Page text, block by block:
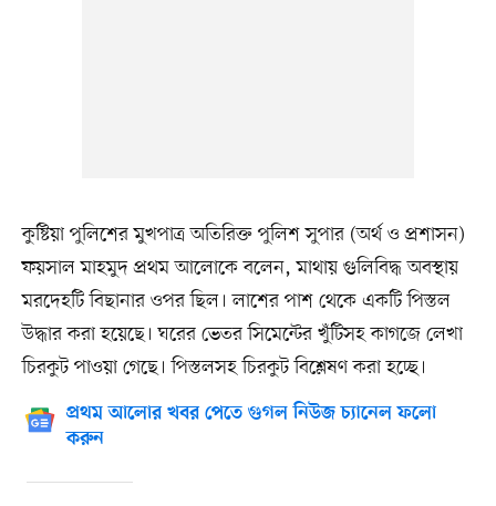
কুষ্টিয়া পুলিশের মুখপাত্র অতিরিক্ত পুলিশ সুপার (অর্থ ও প্রশাসন)
ফয়সাল মাহমুদ প্রথম আলোকে বলেন, মাথায় গুলিবিদ্ধ অবস্থায়
মরদেহটি বিছানার ওপর ছিল। লাশের পাশ থেকে একটি পিস্তল
উদ্ধার করা হয়েছে। ঘরের ভেতর সিমেন্টের খুঁটিসহ কাগজে লেখা
চিরকুট পাওয়া গেছে। পিস্তলসহ চিরকুট বিশ্লেষণ করা হচ্ছে।
প্রথম আলোর খবর পেতে গুগল নিউজ চ্যানেল ফলো
করুন